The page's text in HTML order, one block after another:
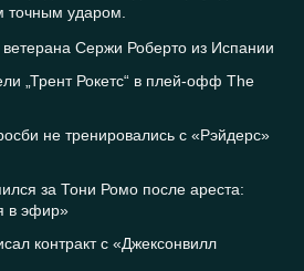
точным ударом.
Сержи Роберто из Испании
„Трент Рокетс“ в плей-офф The
не тренировались с «Рэйдерс»
за Тони Ромо после ареста:
в эфир»
контракт с «Джексонвилл